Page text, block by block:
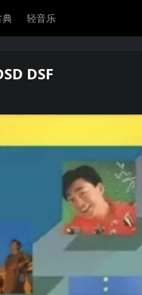
典 轻音乐
DSF